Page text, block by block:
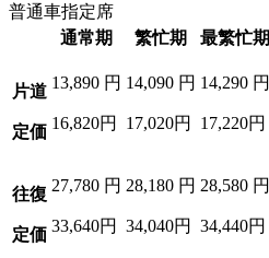
普通車指定席
通常期
繁忙期 最繁忙期
片道
定価
13,890 円
16,820円
14,090 円
17,020円
14,290 円
17,220円
往復
定価
27,780 円
33,640円
28,180 円
34,040円
28,580 円
34,440円